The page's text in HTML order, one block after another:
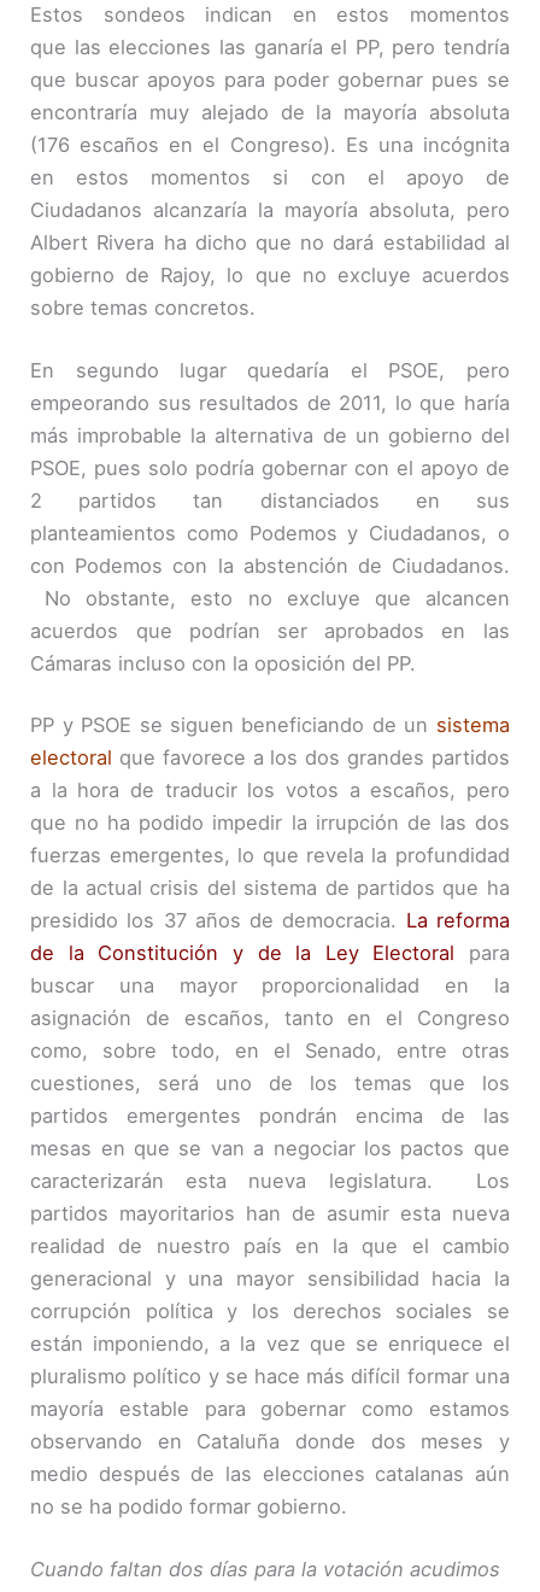
Estos sondeos indican en estos momentos
que las elecciones las ganaría el PP, pero tendría
que buscar apoyos para poder gobernar pues se
encontraría muy alejado de la mayoría absoluta
(176 escaños en el Congreso). Es una incógnita
en estos momentos si con el apoyo de
Ciudadanos alcanzaría la mayoría absoluta, pero
Albert Rivera ha dicho que no dará estabilidad al
gobierno de Rajoy, lo que no excluye acuerdos
sobre temas concretos.
En segundo lugar quedaría el PSOE, pero
empeorando sus resultados de 2011, lo que haría
más improbable la alternativa de un gobierno del
PSOE, pues solo podría gobernar con el apoyo de
2 partidos tan distanciados en sus
planteamientos como Podemos y Ciudadanos, o
con Podemos con la abstención de Ciudadanos.
No obstante, esto no excluye que alcancen
acuerdos que podrían ser aprobados en las
Cámaras incluso con la oposición del PP.
PP y PSOE se siguen beneficiando de un sistema
electoral que favorece a los dos grandes partidos
a la hora de traducir los votos a escaños, pero
que no ha podido impedir la irrupción de las dos
fuerzas emergentes, lo que revela la profundidad
de la actual crisis del sistema de partidos que ha
presidido los 37 años de democracia. La reforma
de la Constitución y de la Ley Electoral para
buscar una mayor proporcionalidad en la
asignación de escaños, tanto en el Congreso
como, sobre todo, en el Senado, entre otras
cuestiones, será uno de los temas que los
partidos emergentes pondrán encima de las
mesas en que se van a negociar los pactos que
caracterizarán esta nueva legislatura. Los
partidos mayoritarios han de asumir esta nueva
realidad de nuestro país en la que el cambio
generacional y una mayor sensibilidad hacia la
corrupción política y los derechos sociales se
están imponiendo, a la vez que se enriquece el
pluralismo político y se hace más difícil formar una
mayoría estable para gobernar como estamos
observando en Cataluña donde dos meses y
medio después de las elecciones catalanas aún
no se ha podido formar gobierno.
Cuando faltan dos días para la votación acudimos